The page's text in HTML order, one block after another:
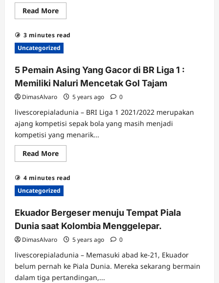
Read MoreRead
more
Messi
bersiap
untuk
kembali
Argentina
untuk
karir
final
potensial
kualifikasi
Dunia
CONMEBOL
pada
bulan
Maret
3 minutes read
Uncategorized
5 Pemain Asing Yang Gacor di BR Liga 1 :
Memiliki Naluri Mencetak Gol Tajam
DimasAlvaro 5 years ago 0
livescorepialadunia – BRI Liga 1 2021/2022 merupakan
ajang kompetisi sepak bola yang masih menjadi
kompetisi yang menarik...
Read MoreRead
more
Pemain
Asing
Yang
BR
Liga
1
Memiliki
Mencetak
Gol
Tajam
4 minutes read
Uncategorized
Ekuador Bergeser menuju Tempat Piala
Dunia saat Kolombia Menggelepar.
DimasAlvaro 5 years ago 0
livescorepialadunia – Memasuki abad ke-21, Ekuador
belum pernah ke Piala Dunia. Mereka sekarang bermain
dalam tiga pertandingan,...